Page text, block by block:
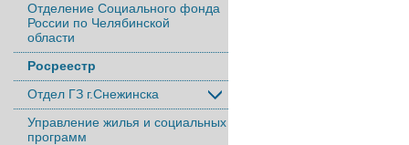
Отделение Социального фонда
России по Челябинской
области
Росреестр
Отдел ГЗ г.Снежинска
Управление жилья и социальных
программ